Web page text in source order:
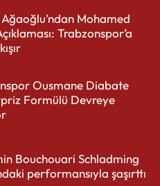
Mohamed
Trabzonspor’a
Ousmane Diabate
Formülü Devreye
Bouchouari Schladming
performansıyla şaşırttı